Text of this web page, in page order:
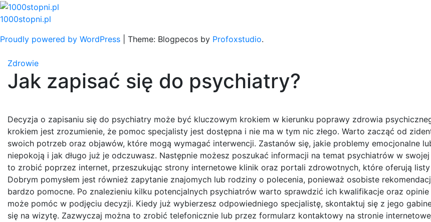
Skip
to
1000stopni.pl
Proudly powered by WordPress
Theme: Blogpecos by Profoxstudio.
Zdrowie
Jak zapisać się do psychiatry?
Decyzja o zapisaniu się do psychiatry może być kluczowym krokiem w kierunku poprawy zdrowia
krokiem jest zrozumienie, że pomoc specjalisty jest dostępna i nie ma w tym nic złego. Warto zacząć od
swoich potrzeb oraz objawów, które mogą wymagać interwencji. Zastanów się, jakie problemy emocjonalne
niepokoją i jak długo już je odczuwasz. Następnie możesz poszukać informacji na temat psychiatrów w
to zrobić poprzez internet, przeszukując strony internetowe klinik oraz portali zdrowotnych, które oferują
Dobrym pomysłem jest również zapytanie znajomych lub rodziny o polecenia, ponieważ osobiste
bardzo pomocne. Po znalezieniu kilku potencjalnych psychiatrów warto sprawdzić ich kwalifikacje oraz
może pomóc w podjęciu decyzji. Kiedy już wybierzesz odpowiedniego specjalistę, skontaktuj się z jego
się na wizytę. Zazwyczaj można to zrobić telefonicznie lub przez formularz kontaktowy na stronie